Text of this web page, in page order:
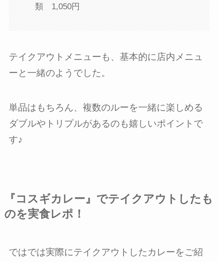
類 1,050円
テイクアウトメニューも、基本的に店内メニュ
ーと一緒のようでした。
単品はもちろん、複数のルーを一緒に楽しめる
ダブルやトリプルがあるのも嬉しいポイントで
す♪
『コスギカレー』でテイクアウトしたも
のを実食レポ！
ではでは実際にテイクアウトしたカレーをご紹